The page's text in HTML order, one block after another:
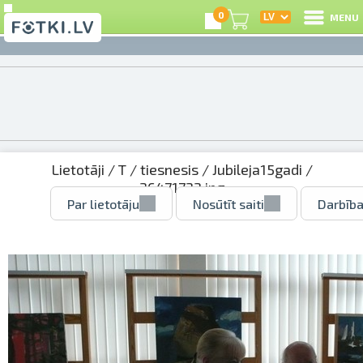
0 MENU
Lietotāji /T/tiesnesis/Jubileja15gadi /
36471733.jpg
Par lietotāju Nosūtīt saiti